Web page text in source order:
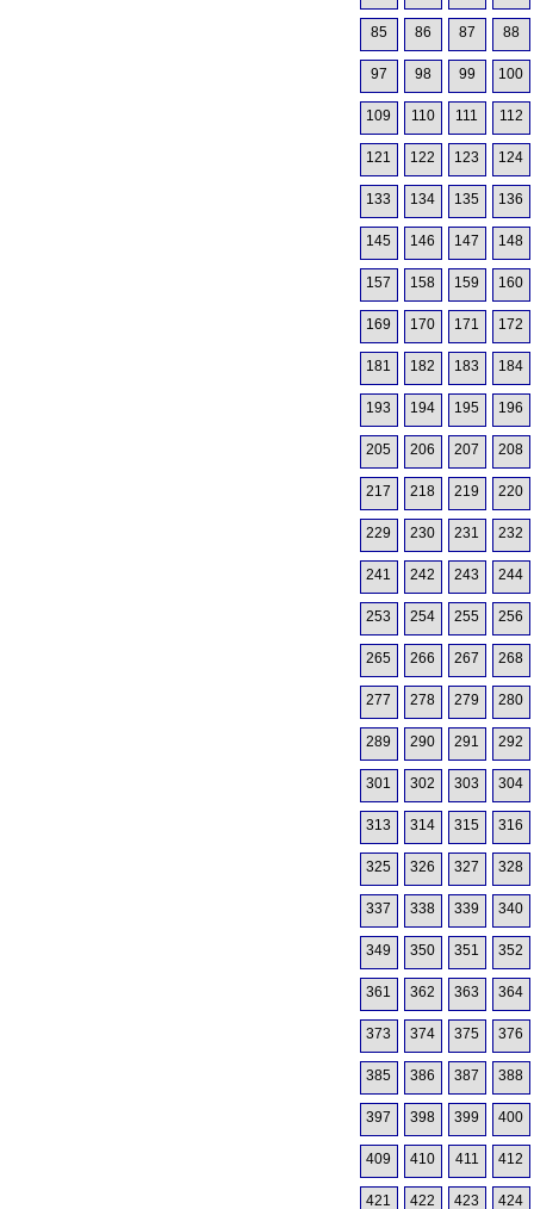
85 86 87 88
97 98 99 100
109 110 111 112
121 122 123 124
133 134 135 136
145 146 147 148
157 158 159 160
169 170 171 172
181 182 183 184
193 194 195 196
205 206 207 208
217 218 219 220
229 230 231 232
241 242 243 244
253 254 255 256
265 266 267 268
277 278 279 280
289 290 291 292
301 302 303 304
313 314 315 316
325 326 327 328
337 338 339 340
349 350 351 352
361 362 363 364
373 374 375 376
385 386 387 388
397 398 399 400
409 410 411 412
421 422 423 424